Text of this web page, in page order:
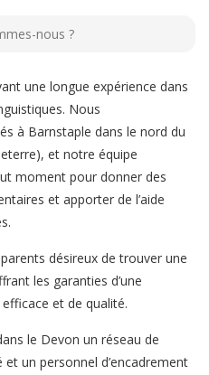
nous ?
une longue expérience dans
Nous
à Barnstaple dans le nord du
et notre équipe
moment pour donner des
et apporter de l’aide
désireux de trouver une
les garanties d’une
et de qualité.
le Devon un réseau de
et un personnel d’encadrement